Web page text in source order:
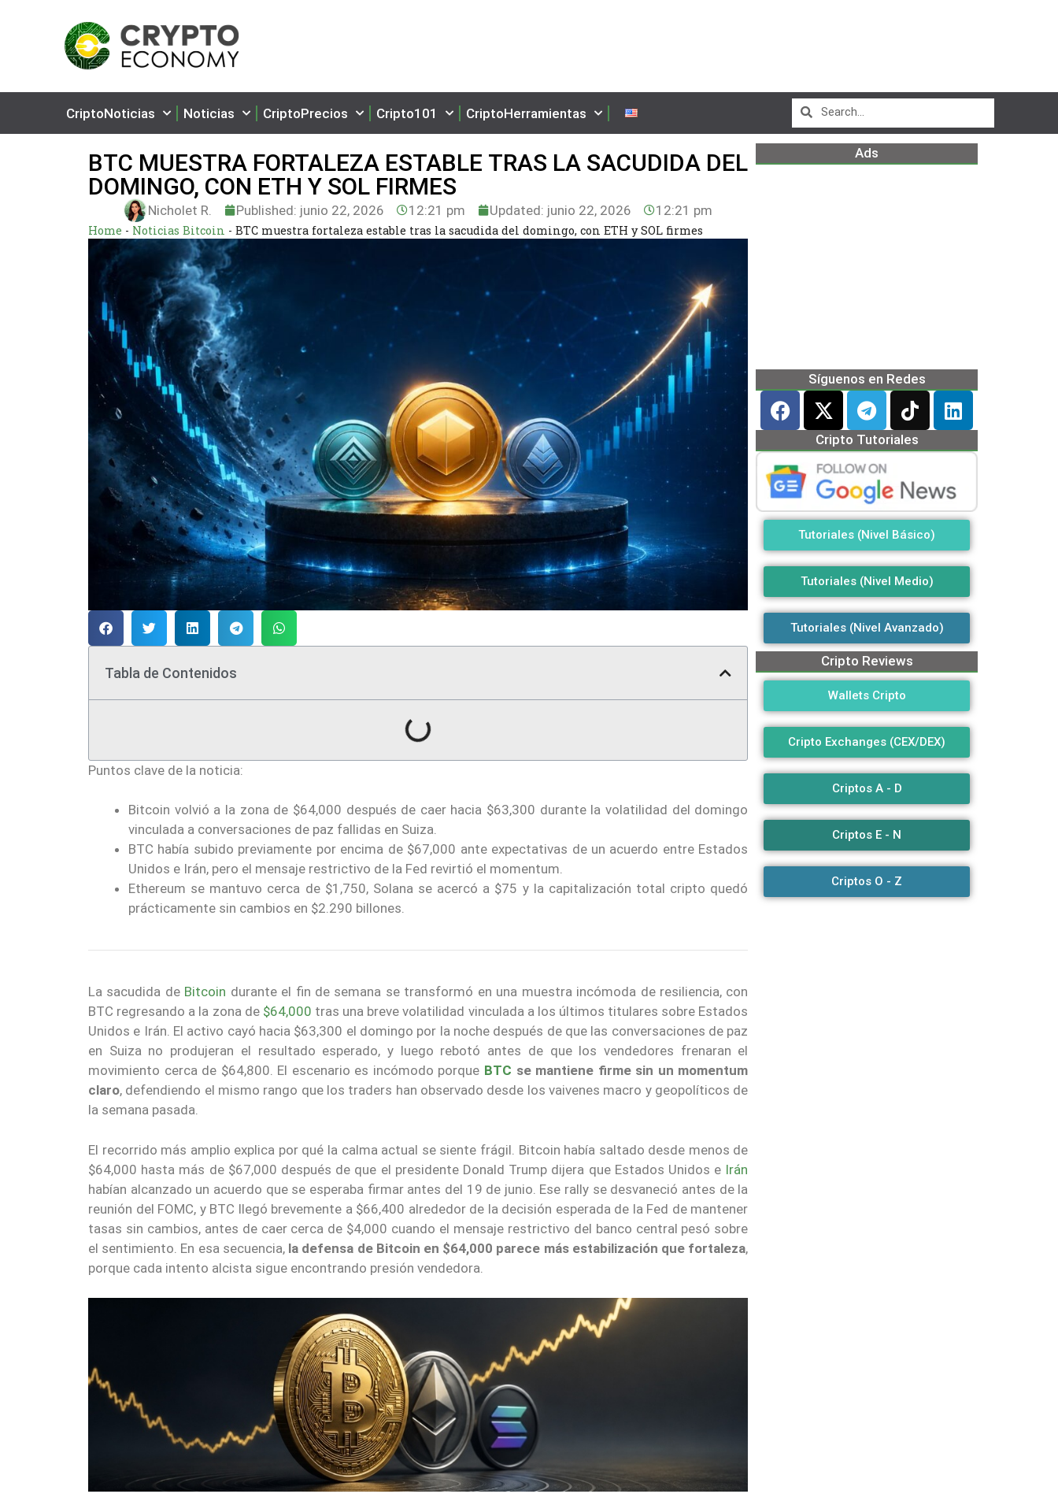
CriptoNoticias Noticias CriptoPrecios Cripto101 CriptoHerramientas
BTC MUESTRA FORTALEZA ESTABLE TRAS LA SACUDIDA DEL
DOMINGO, CON ETH Y SOL FIRMES
Nicholet R. Published: junio 22, 2026 12:21 pm Updated: junio 22, 2026 12:21 pm
Home - Noticias Bitcoin - BTC muestra fortaleza estable tras la sacudida del domingo, con ETH y SOL firmes
Tabla de Contenidos
Puntos clave de la noticia:
Bitcoin volvió a la zona de $64,000 después de caer hacia $63,300 durante la volatilidad del domingo
vinculada a conversaciones de paz fallidas en Suiza.
BTC había subido previamente por encima de $67,000 ante expectativas de un acuerdo entre Estados
Unidos e Irán, pero el mensaje restrictivo de la Fed revirtió el momentum.
Ethereum se mantuvo cerca de $1,750, Solana se acercó a $75 y la capitalización total cripto quedó
prácticamente sin cambios en $2.290 billones.
La sacudida de Bitcoin durante el fin de semana se transformó en una muestra incómoda de resiliencia, con
BTC regresando a la zona de $64,000 tras una breve volatilidad vinculada a los últimos titulares sobre Estados
Unidos e Irán. El activo cayó hacia $63,300 el domingo por la noche después de que las conversaciones de paz
en Suiza no produjeran el resultado esperado, y luego rebotó antes de que los vendedores frenaran el
movimiento cerca de $64,800. El escenario es incómodo porque BTC se mantiene firme sin un momentum
claro, defendiendo el mismo rango que los traders han observado desde los vaivenes macro y geopolíticos de
la semana pasada.
El recorrido más amplio explica por qué la calma actual se siente frágil. Bitcoin había saltado desde menos de
$64,000 hasta más de $67,000 después de que el presidente Donald Trump dijera que Estados Unidos e Irán
habían alcanzado un acuerdo que se esperaba firmar antes del 19 de junio. Ese rally se desvaneció antes de la
reunión del FOMC, y BTC llegó brevemente a $66,400 alrededor de la decisión esperada de la Fed de mantener
tasas sin cambios, antes de caer cerca de $4,000 cuando el mensaje restrictivo del banco central pesó sobre
el sentimiento. En esa secuencia, la defensa de Bitcoin en $64,000 parece más estabilización que fortaleza,
porque cada intento alcista sigue encontrando presión vendedora.
Ads
Síguenos en Redes
Cripto Tutoriales
Tutoriales (Nivel Básico)
Tutoriales (Nivel Medio)
Tutoriales (Nivel Avanzado)
Cripto Reviews
Wallets Cripto
Cripto Exchanges (CEX/DEX)
Criptos A - D
Criptos E - N
Criptos O - Z